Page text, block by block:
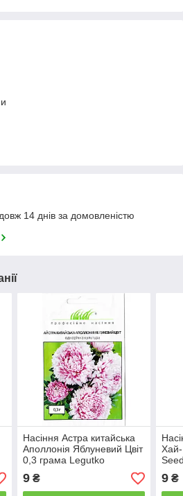
14 днів за домовленістю
Насіння Астра китайська
Аполлонія Яблуневий Цвіт
0,3 грама Legutko
професійне Насіння
9₴ 9 ₴